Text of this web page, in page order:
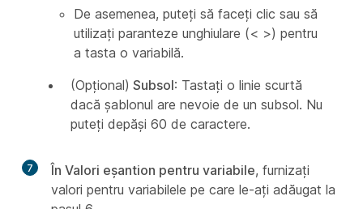
De asemenea, puteți să faceți clic sau să
utilizați paranteze unghiulare (< >) pentru
a tasta o variabilă.
(Opțional) Subsol: Tastați o linie scurtă
dacă șablonul are nevoie de un subsol. Nu
puteți depăși 60 de caractere.
7 În Valori eșantion pentru variabile, furnizați
valori pentru variabilele pe care le-ați adăugat la